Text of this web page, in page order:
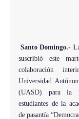
Santo Domingo.-
suscribió este
colaboración
Universidad
(UASD) para la
estudiantes de la
de pasantía